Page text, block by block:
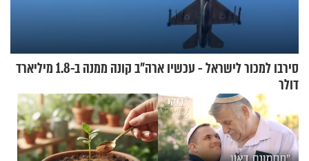
סירבו למכור לישראל - עכשיו ארה"ב קונה ממנה ב-1.8 מיליארד
דולר